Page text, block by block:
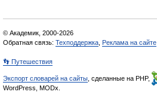
© Академик, 2000-2026
Обратная связь: Техподдержка Реклама на сайте
👣 Путешествия
Экспорт словарей на сайты , сделанные на PHP,
WordPress, MODx.